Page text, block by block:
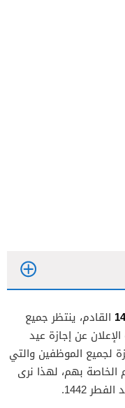
القادم، ينتظر جميع
عن إجازة عيد
لجميع الموظفين والتي
بهم، لهذا نرى
1442.